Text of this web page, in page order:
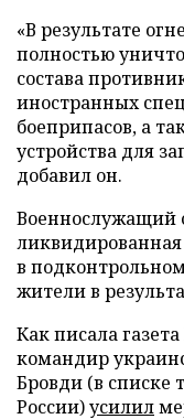
«В результате
полностью
состава
иностранных
боеприпасов, а
устройства для
добавил он.
Военнослужащий
в
жители в
Как писала
командир
Бровди (в списке
России)усилил